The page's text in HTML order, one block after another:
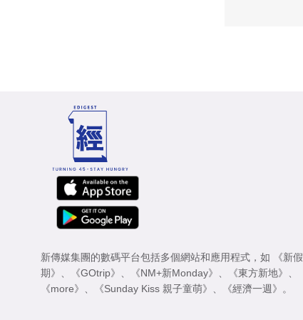
新傳媒集團的數碼平台包括多個網站和應用程式，如
《新假
期》
《GOtrip》 《NM+新Monday》 《東方新地》
《more》
《Sunday Kiss 親子童萌》 《經濟一週》 。